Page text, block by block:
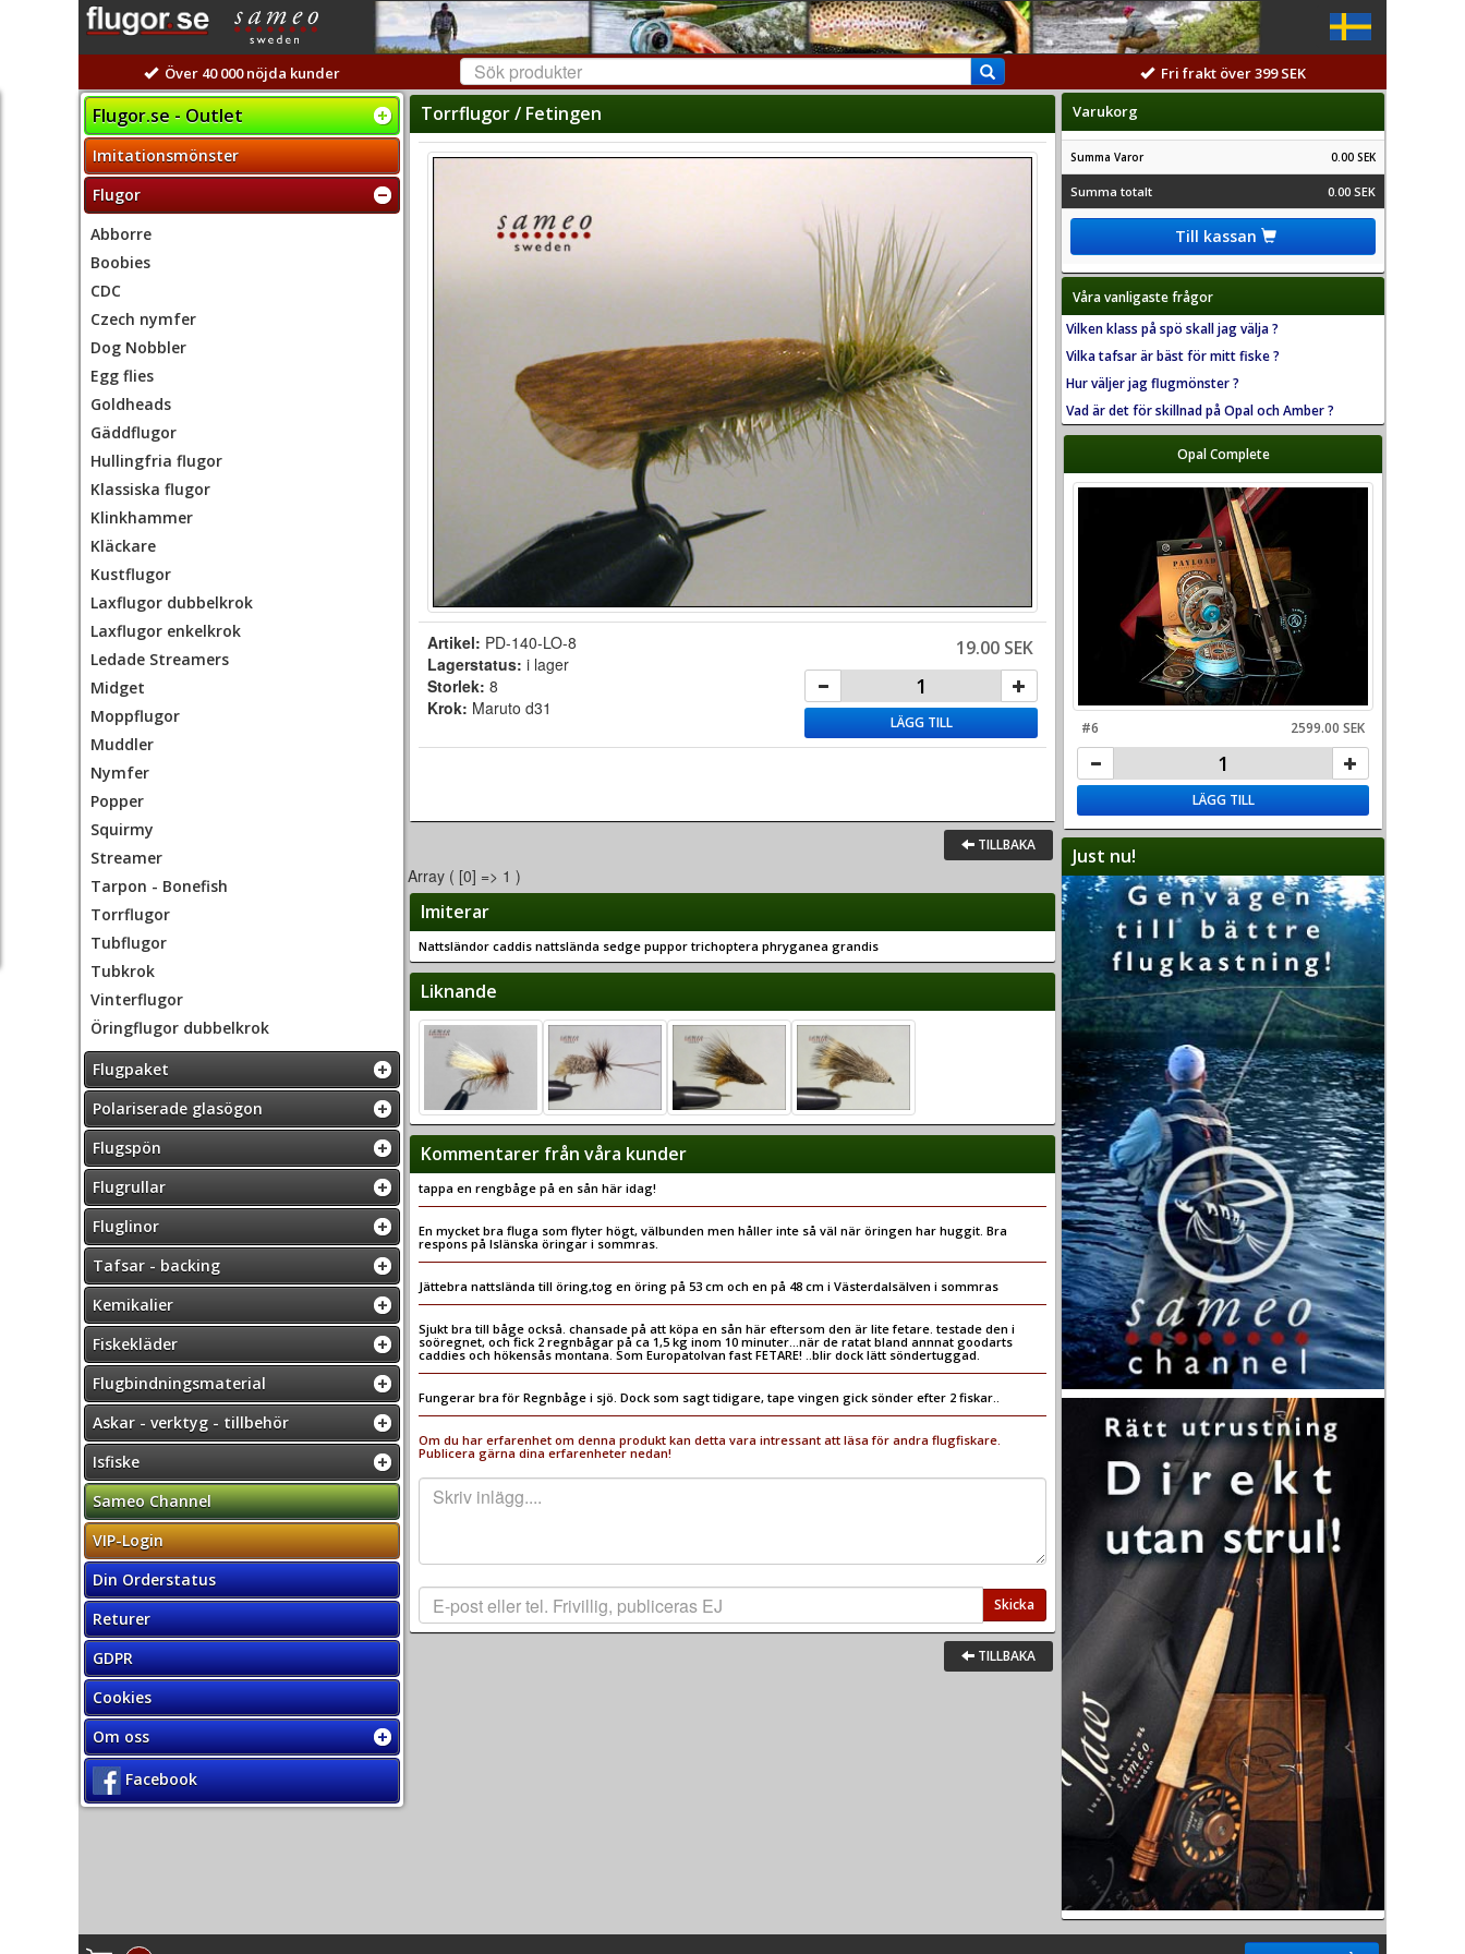
Över 40 000 nöjda kunder Fri frakt över 399 SEK
Flugor.se - Outlet
Imitationsmönster
Flugor
Abborre
Boobies
CDC
Czech nymfer
Dog Nobbler
Egg flies
Goldheads
Gäddflugor
Hullingfria flugor
Klassiska flugor
Klinkhammer
Kläckare
Kustflugor
Laxflugor dubbelkrok
Laxflugor enkelkrok
Ledade Streamers
Midget
Moppflugor
Muddler
Nymfer
Popper
Squirmy
Streamer
Tarpon - Bonefish
Torrflugor
Tubflugor
Tubkrok
Vinterflugor
Öringflugor dubbelkrok
Flugpaket
Polariserade glasögon
Flugspön
Flugrullar
Fluglinor
Tafsar - backing
Kemikalier
Fiskekläder
Flugbindningsmaterial
Askar - verktyg - tillbehör
Isfiske
Sameo Channel
VIP-Login
Din Orderstatus
Returer
GDPR
Cookies
Om oss
Facebook
Torrflugor / Fetingen
Artikel: PD-140-LO-8
Lagerstatus: i lager
Storlek: 8
Krok: Maruto d31
19.00 SEK
LÄGG TILL
TILLBAKA
Array ( [0] => 1 )
Imiterar
Nattsländor caddis nattslända sedge puppor trichoptera phryganea grandis
Liknande
Kommentarer från våra kunder
tappa en rengbåge på en sån här idag!
En mycket bra fluga som flyter högt, välbunden men håller inte så väl när öringen har huggit. Bra
respons på Islänska öringar i sommras.
Jättebra nattslända till öring,tog en öring på 53 cm och en på 48 cm i Västerdalsälven i sommras
Sjukt bra till båge också. chansade på att köpa en sån här eftersom den är lite fetare. testade den i
soöregnet, och fick 2 regnbågar på ca 1,5 kg inom 10 minuter...när de ratat bland annnat goodarts
caddies och hökensås montana. Som Europatolvan fast FETARE! ..blir dock lätt söndertuggad.
Fungerar bra för Regnbåge i sjö. Dock som sagt tidigare, tape vingen gick sönder efter 2 fiskar..
Om du har erfarenhet om denna produkt kan detta vara intressant att läsa för andra flugfiskare.
Publicera gärna dina erfarenheter nedan!
Skicka
TILLBAKA
Varukorg
Summa Varor 0.00 SEK
Summa totalt 0.00 SEK
Till kassan
Våra vanligaste frågor
Vilken klass på spö skall jag välja ?
Vilka tafsar är bäst för mitt fiske ?
Hur väljer jag flugmönster ?
Vad är det för skillnad på Opal och Amber ?
Opal Complete
#6 2599.00 SEK
LÄGG TILL
Just nu!